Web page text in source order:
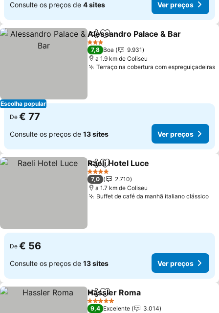
Consulte os preços de 4 sites Ver preços
Escolha popular
PartilharAdicionar aos favoritos
Alessandro Palace & Bar
3 Estrelas
7,8 Boa
9.931
a 1.9 km de Coliseu
Terraço na cobertura com espreguiçadeiras
De € 77
Consulte os preços de 13 sites Ver preços
PartilharAdicionar aos favoritos
Raeli Hotel Luce
4 Estrelas
7,0
2.710
a 1.7 km de Coliseu
Buffet de café da manhã italiano clássico
De € 56
Consulte os preços de 13 sites Ver preços
PartilharAdicionar aos favoritos
Hassler Roma
5 Estrelas
9,4 Excelente
3.014